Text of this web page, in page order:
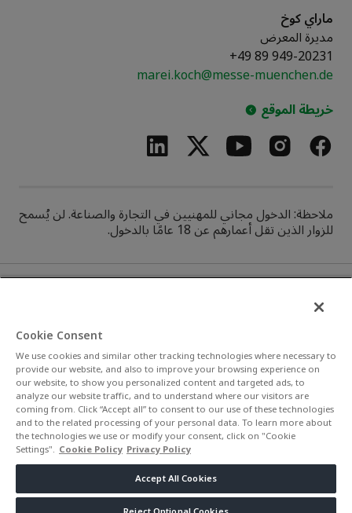
ماراي كوخ
مديرة المعرض
+49 89 949-20231
marei.koch@messe-muenchen.de
خريطة الموقع
ملاحظة: الدخول مجاني للمهنيين في التجارة والصناعة. لن يُسمح
للزوار الذين تقل أعمارهم عن 18 عامًا بالدخول.
Website terms | Privacy policy
Cookie policy
Licensed by
Imprint | Privacy policy
Cookie Consent
We use cookies and similar other tracking technologies where necessary to
provide our website, and also to improve your browsing experience on
our website, to show you personalized content and targeted ads, to
analyze our website traffic, and to understand where our visitors are
coming from. Click “Accept all” to consent to our use of these technologies
and to the related processing of your personal data. To learn more about
the technologies we use or modify your consent, click on "Cookie
Settings". Cookie Policy Privacy Policy
Accept All Cookies